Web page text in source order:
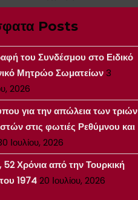
Posts
του Συνδέσμου στο Ειδικό
Μητρώο Σωματείων3
2026
για την απώλεια των τριών
στις φωτιές Ρεθύμνου και
Ιουλίου, 2026
Χρόνια από την Τουρκική
197420 Ιουλίου, 2026